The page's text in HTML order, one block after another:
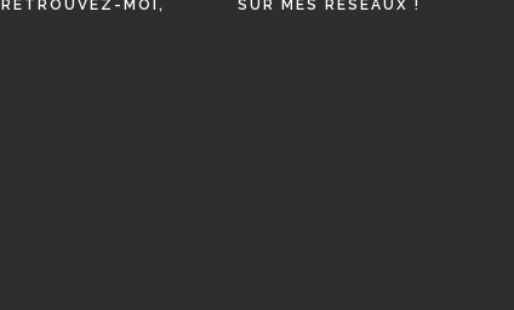
RETROUVEZ-MOI, SUR MES RÉSEAUX !